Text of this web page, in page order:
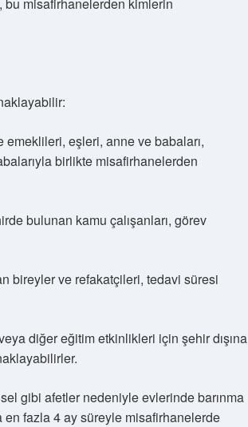
eşleri, anne ve babaları,
birlikte misafirhanelerden
bulunan kamu çalışanları, görev
bireyler ve refakatçileri, tedavi süresi
diğer eğitim etkinlikleri için şehir dışına
gibi afetler nedeniyle evlerinde barınma
en fazla 4 ay süreyle misafirhanelerde